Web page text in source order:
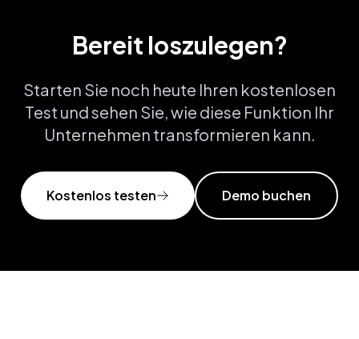
Bereit loszulegen?
Starten Sie noch heute Ihren kostenlosen
Test und sehen Sie, wie diese Funktion Ihr
Unternehmen transformieren kann.
Kostenlos testen Demo buchen